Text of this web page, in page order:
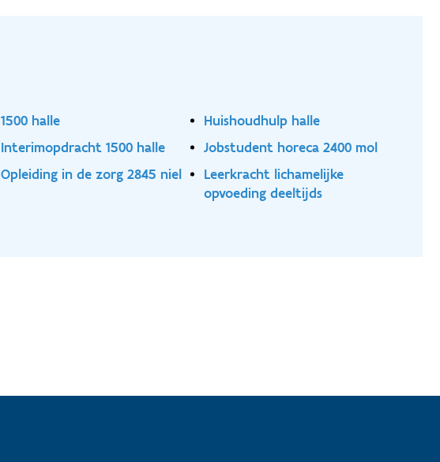
1500 halle
Huishoudhulp halle
Interimopdracht 1500 halle
Jobstudent horeca 2400 mol
Opleiding in de zorg 2845 niel
Leerkracht lichamelijke
opvoeding deeltijds